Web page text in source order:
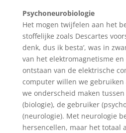
Psychoneurobiologie
Het mogen twijfelen aan het
stoffelijke zoals Descartes
denk, dus ik besta’, was in
van het elektromagnetisme
ontstaan van de elektrische
computer willen we
we onderscheid maken
(biologie), de gebruiker
(neurologie). Met neurologie
hersencellen, maar het totaal